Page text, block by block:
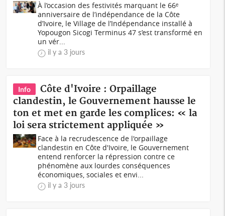
À l’occasion des festivités marquant le 66ᵉ
anniversaire de l’indépendance de la Côte
d’Ivoire, le Village de l’Indépendance installé à
Yopougon Sicogi Terminus 47 s’est transformé en
un vér...
il y a 3 jours
Info
Côte d'Ivoire : Orpaillage
clandestin, le Gouvernement hausse le
ton et met en garde les complices: « la
loi sera strictement appliquée »
Face à la recrudescence de l'orpaillage
clandestin en Côte d'Ivoire, le Gouvernement
entend renforcer la répression contre ce
phénomène aux lourdes conséquences
économiques, sociales et envi...
il y a 3 jours